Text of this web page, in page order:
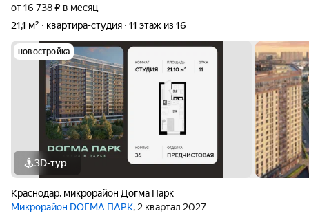
от 16 738 ₽ в месяц
21,1 м²
квартира-студия 11 этаж из 16
новостройка
3D-тур
Краснодар, микрорайон Догма Парк
Микрорайон DОГМА ПАРК, 2 квартал 2027